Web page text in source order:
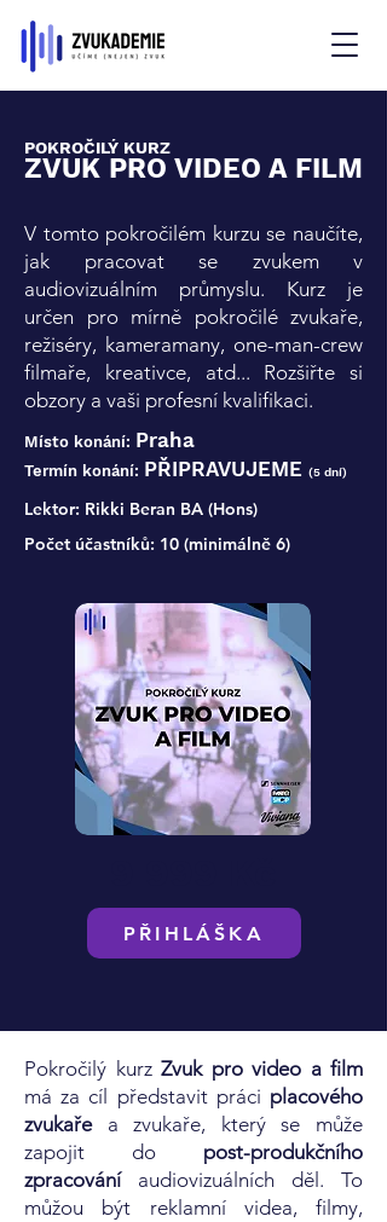
POKROČILÝ KURZ
ZVUK PRO VIDEO A FILM
V tomto pokročilém kurzu se naučíte,
jak pracovat se zvukem v
audiovizuálním průmyslu. Kurz je
určen pro mírně pokročilé zvukaře,
režiséry, kameramany, one-man-crew
filmaře, kreativce, atd... Rozšiřte si
obzory a vaši profesní kvalifikaci.
Místo konání: Praha
Termín konání: PŘIPRAVUJEME (5 dní)
Lektor: Rikki Beran BA (Hons)
Počet účastníků: 10 (minimálně 6)
PŘIHLÁŠKA
Pokročilý kurz Zvuk pro video a film
má za cíl představit práci placového
zvukařea zvukaře, který se může
zapojit do post-produkčního
zpracováníaudiovizuálních děl. To
můžou být reklamní videa, filmy,